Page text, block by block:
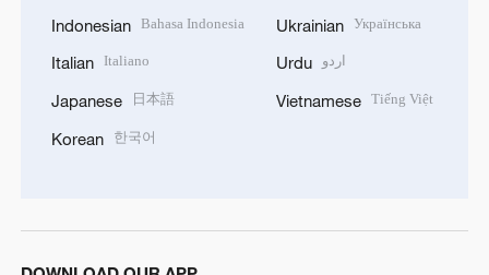
Indonesian Bahasa Indonesia
Italian Italiano
Japanese 日本語
Korean 한국어
Ukrainian Українська
Urdu اردو
Vietnamese Tiếng Việt